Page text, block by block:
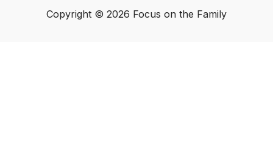
Copyright © 2026 Focus on the Family